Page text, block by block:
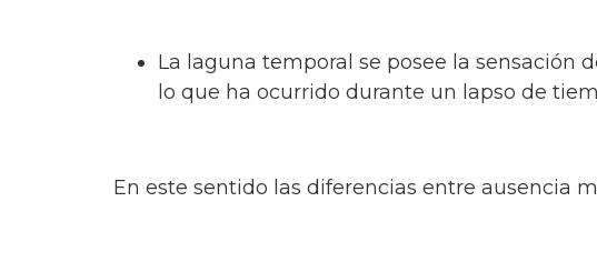
La laguna temporal se posee la sensación
lo que ha ocurrido durante un lapso de
En este sentido las diferencias entre ausencia